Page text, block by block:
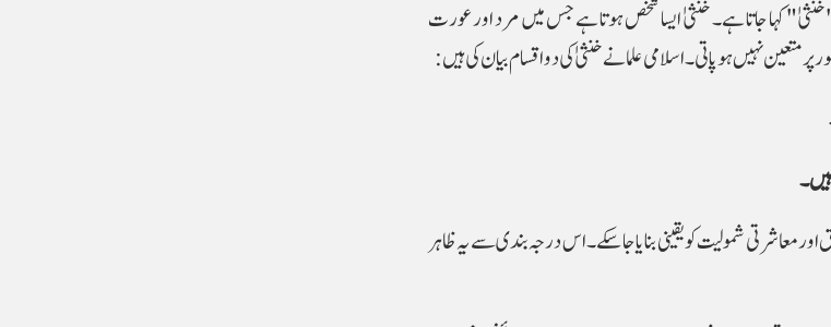
کہا جاتا ہے۔ خنثیٰ ایسا شخص ہوتا ہے جس میں مرد اور عورت
نہیں ہو پاتی۔ اسلامی علما نے خنثیٰ کی دو اقسام بیان کی ہیں:
معاشرتی شمولیت کو یقینی بنایا جا سکے۔ اس درجہ بندی سے یہ ظاہر